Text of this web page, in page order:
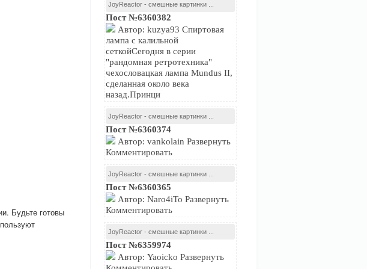
JoyReactor - смешные картинки ...
Пост №6360382
Автор: kuzya93 Спиртовая
лампа с калильной
сеткойСегодня в серии
"рандомная ретротехника"
чехословацкая лампа Mundus II,
сделанная около века
назад.Принци
JoyReactor - смешные картинки ...
Пост №6360374
Автор: vankolain Развернуть
Комментировать
JoyReactor - смешные картинки ...
Пост №6360365
Автор: Naro4iTo Развернуть
Комментировать
JoyReactor - смешные картинки ...
Пост №6359974
Автор: Yaoicko Развернуть
Будьте готовы